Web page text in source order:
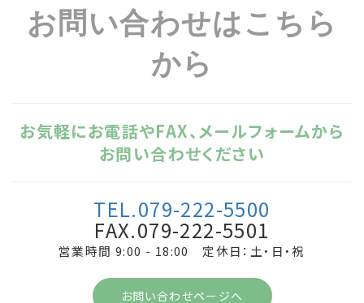
お問い合わせはこちら
から
お気軽にお電話やFAX、メールフォームから
お問い合わせください
TEL.079-222-5500
FAX.079-222-5501
営業時間 9:00 - 18:00 定休日：土・日・祝
お問い合わせページへ